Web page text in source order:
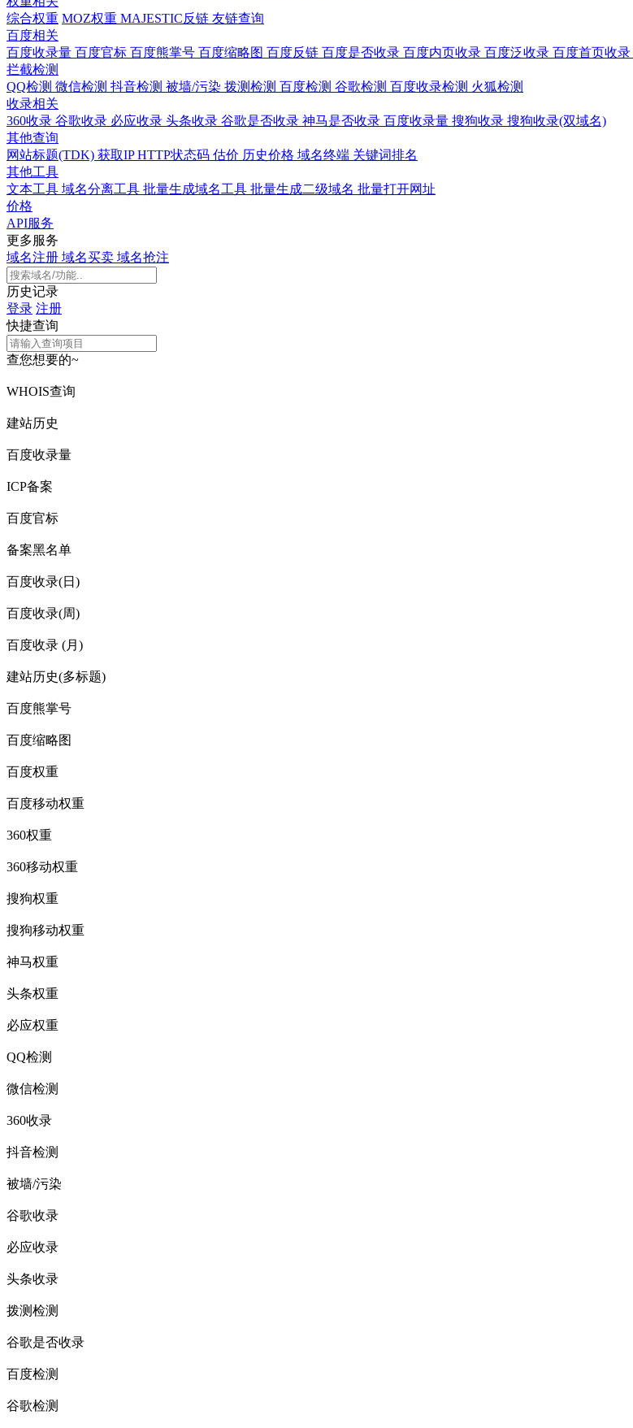
综合权重 MOZ权重 MAJESTIC反链 友链查询
百度相关
百度收录量 百度官标 百度熊掌号 百度缩略图 百度反链 百度是否收录 百度内页收录 百度泛收录 百度首页收录
拦截检测
QQ检测 微信检测 抖音检测 被墙/污染 拨测检测 百度检测 谷歌检测 百度收录检测 火狐检测
收录相关
360收录 谷歌收录 必应收录 头条收录 谷歌是否收录 神马是否收录 百度收录量 搜狗收录 搜狗收录(双域名)
其他查询
网站标题(TDK) 获取IPHTTP状态码 估价 历史价格 域名终端 关键词排名
其他工具
文本工具 域名分离工具 批量生成域名工具 批量生成二级域名 批量打开网址
价格
API服务
更多服务
域名注册 域名买卖 域名抢注
历史记录
登录 注册
快捷查询
查您想要的~
WHOIS查询
建站历史
百度收录量
ICP备案
百度官标
备案黑名单
百度收录(日)
百度收录(周)
百度收录 (月)
建站历史(多标题)
百度熊掌号
百度缩略图
百度权重
百度移动权重
360权重
360移动权重
搜狗权重
搜狗移动权重
神马权重
头条权重
必应权重
QQ检测
微信检测
360收录
抖音检测
被墙/污染
谷歌收录
必应收录
头条收录
拨测检测
谷歌是否收录
百度检测
谷歌检测